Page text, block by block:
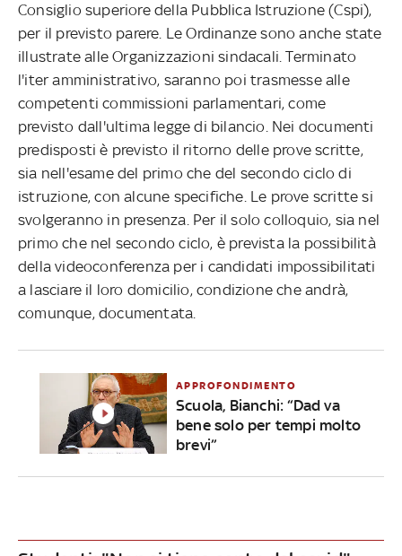
Consiglio superiore della Pubblica Istruzione (Cspi),
per il previsto parere. Le Ordinanze sono anche state
illustrate alle Organizzazioni sindacali. Terminato
l'iter amministrativo, saranno poi trasmesse alle
competenti commissioni parlamentari, come
previsto dall'ultima legge di bilancio. Nei documenti
predisposti è previsto il ritorno delle prove scritte,
sia nell'esame del primo che del secondo ciclo di
istruzione, con alcune specifiche. Le prove scritte si
svolgeranno in presenza. Per il solo colloquio, sia nel
primo che nel secondo ciclo, è prevista la possibilità
della videoconferenza per i candidati impossibilitati
a lasciare il loro domicilio, condizione che andrà,
comunque, documentata.
APPROFONDIMENTO
Scuola, Bianchi: “Dad va
bene solo per tempi molto
brevi”